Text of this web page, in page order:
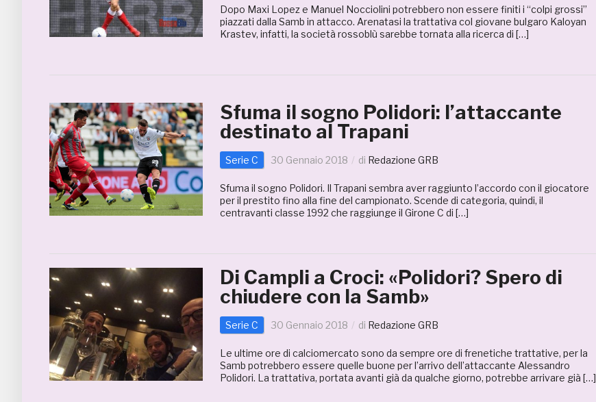
Dopo Maxi Lopez e Manuel Nocciolini potrebbero non essere finiti i “colpi grossi”
piazzati dalla Samb in attacco. Arenatasi la trattativa col giovane bulgaro Kaloyan
Krastev, infatti, la società rossoblù sarebbe tornata alla ricerca di […]
Sfuma il sogno Polidori: l’attaccante
destinato al Trapani
Serie C 30 Gennaio 2018 di Redazione GRB
Sfuma il sogno Polidori. Il Trapani sembra aver raggiunto l’accordo con il giocatore
per il prestito fino alla fine del campionato. Scende di categoria, quindi, il
centravanti classe 1992 che raggiunge il Girone C di […]
Di Campli a Croci: «Polidori? Spero di
chiudere con la Samb»
Serie C 30 Gennaio 2018 di Redazione GRB
Le ultime ore di calciomercato sono da sempre ore di frenetiche trattative, per la
Samb potrebbero essere quelle buone per l’arrivo dell’attaccante Alessandro
Polidori. La trattativa, portata avanti già da qualche giorno, potrebbe arrivare già […]